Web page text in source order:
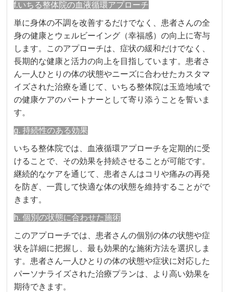
f.いちる整体院の血液循環アプローチ
単に身体の不調を改善するだけでなく、患者さんの全
身の健康とウェルビーイング（幸福感）の向上に寄与
します。このアプローチは、症状の緩和だけでなく、
長期的な健康と活力の向上を目指しています。患者さ
ん一人ひとりの体の状態やニーズに合わせたカスタマ
イズされた治療を通じて、いちる整体院は玉造地域で
の健康ケアのパートナーとして寄り添うことを誓いま
す。
g. 持続性のある効果
いちる整体院では、血液循環アプローチを定期的に受
けることで、その効果を持続させることが可能です。
継続的なケアを通じて、患者さんはコリや痛みの再発
を防ぎ、一貫して快適な体の状態を維持することがで
きます。
h. 個別の状態に合わせた施術
このアプローチでは、患者さんの個別の体の状態や症
状を詳細に把握し、最も効果的な施術方法を選択しま
す。患者さん一人ひとりの体の状態や症状に対応した
パーソナライズされた治療プランは、より高い効果を
期待できます。